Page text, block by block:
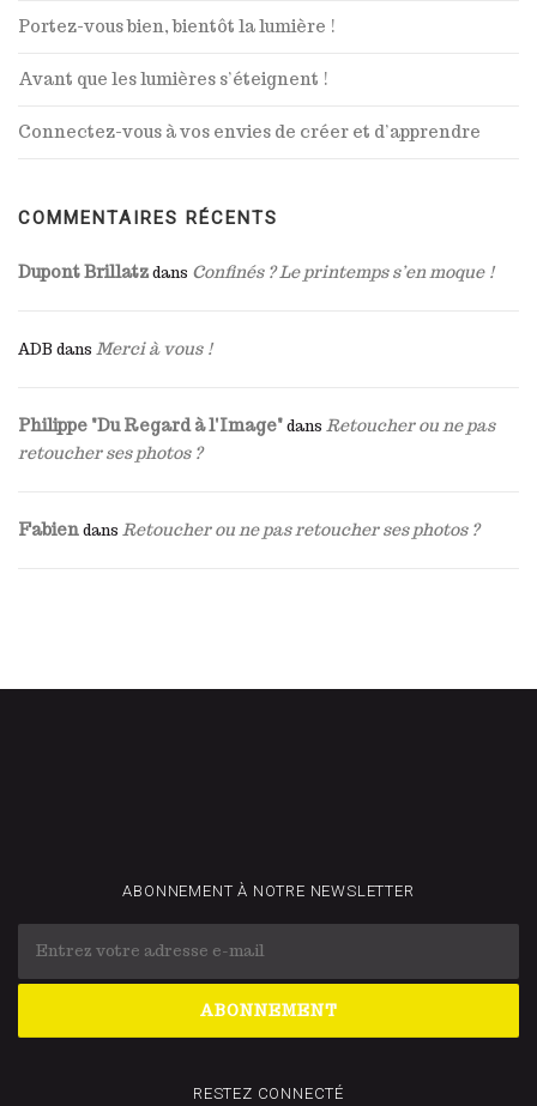
Portez-vous bien, bientôt la lumière !
Avant que les lumières s’éteignent !
Connectez-vous à vos envies de créer et d’apprendre
COMMENTAIRES RÉCENTS
Dupont Brillatz dans Confinés ? Le printemps s’en moque !
ADB dans Merci à vous !
Philippe "Du Regard à l'Image" dans Retoucher ou ne pas
retoucher ses photos ?
Fabien dans Retoucher ou ne pas retoucher ses photos ?
ABONNEMENT À NOTRE NEWSLETTER
RESTEZ CONNECTÉ